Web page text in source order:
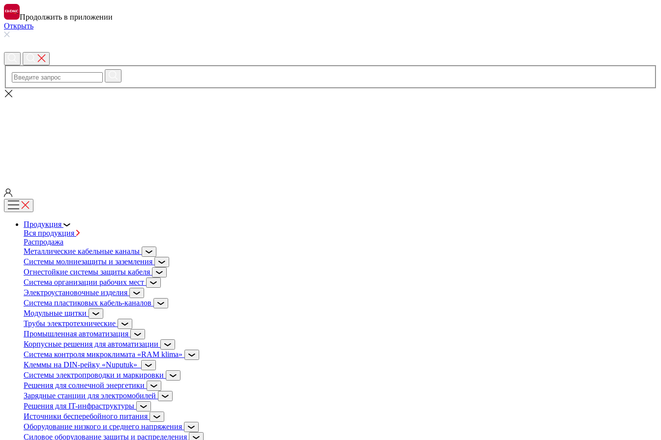
Продолжить в приложении
Открыть
Продукция
Вся продукция
Распродажа
Металлические кабельные каналы
Системы молниезащиты и заземления
Огнестойкие системы защиты кабеля
Система организации рабочих мест
Электроустановочные изделия
Система пластиковых кабель-каналов
Модульные щитки
Трубы электротехнические
Промышленная автоматизация
Корпусные решения для автоматизации
Система контроля микроклимата «RAM klima»
Клеммы на DIN-рейку «Nuputuk»
Системы электропроводки и маркировки
Решения для солнечной энергетики
Зарядные станции для электромобилей
Решения для IT-инфраструктуры
Источники бесперебойного питания
Оборудование низкого и среднего напряжения
Силовое оборудование защиты и распределения